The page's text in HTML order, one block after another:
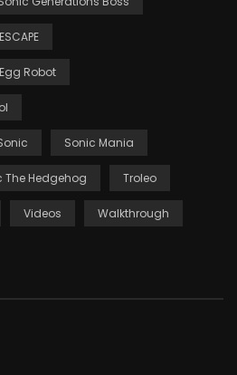
Robot
Sonic Mania
The Hedgehog Troleo
Videos Walkthrough